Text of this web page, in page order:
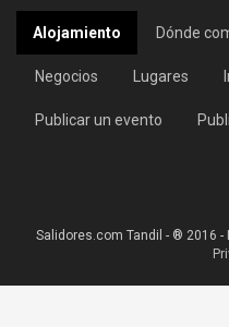
Alojamiento Dónde
Negocios Lugares
Publicar un evento
Salidores.com Tandil - ® 2016 -